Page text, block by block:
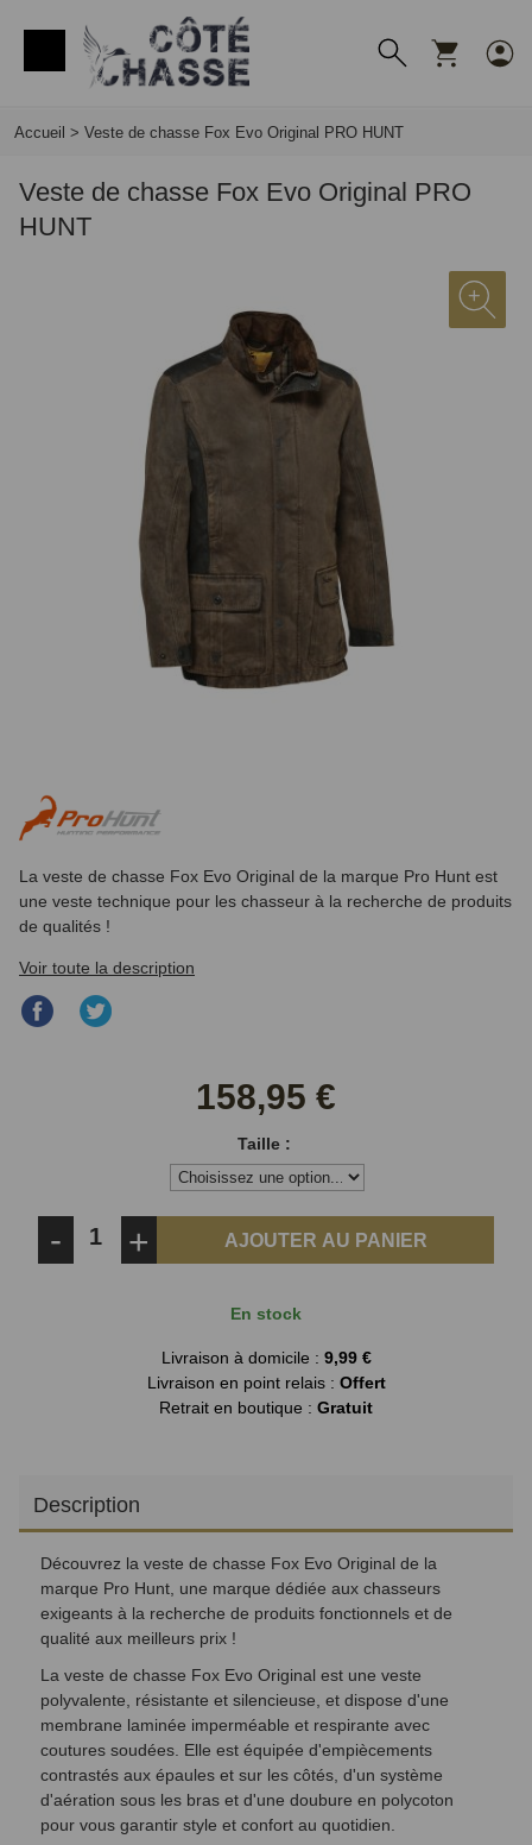
Accueil > Veste de chasse Fox Evo Original PRO HUNT
Veste de chasse Fox Evo Original PRO
HUNT
La veste de chasse Fox Evo Original de la marque Pro Hunt est
une veste technique pour les chasseur à la recherche de produits
de qualités !
Voir toute la description
Partager
158,95 €
Taille :
- + AJOUTER AU PANIER
En stock
Livraison à domicile : 9,99 €
Livraison en point relais : Offert
Retrait en boutique : Gratuit
Description
Découvrez la veste de chasse Fox Evo Original de la
marque Pro Hunt, une marque dédiée aux chasseurs
exigeants à la recherche de produits fonctionnels et de
qualité aux meilleurs prix !
La veste de chasse Fox Evo Original est une veste
polyvalente, résistante et silencieuse, et dispose d'une
membrane laminée imperméable et respirante avec
coutures soudées. Elle est équipée d'empiècements
contrastés aux épaules et sur les côtés, d'un système
d'aération sous les bras et d'une doubure en polycoton
pour vous garantir style et confort au quotidien.